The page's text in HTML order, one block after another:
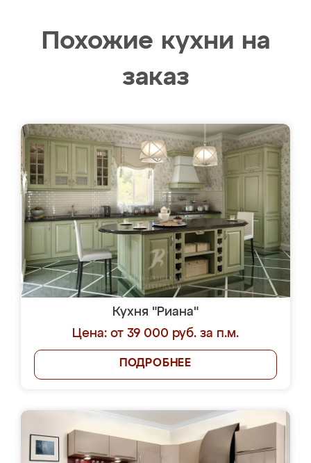
Похожие кухни на
заказ
Кухня "Риана"
Цена: от 39 000 руб. за п.м.
ПОДРОБНЕЕ